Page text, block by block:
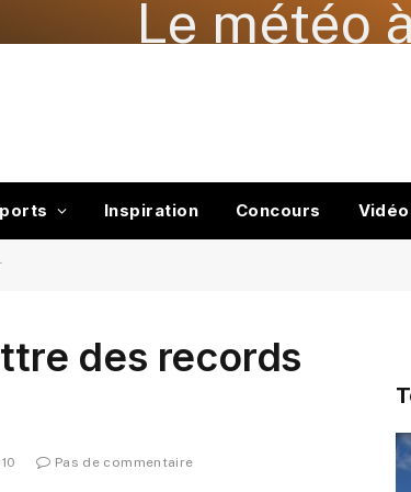
Le météo
Inspiration Concours
des records
Pas de commentaire